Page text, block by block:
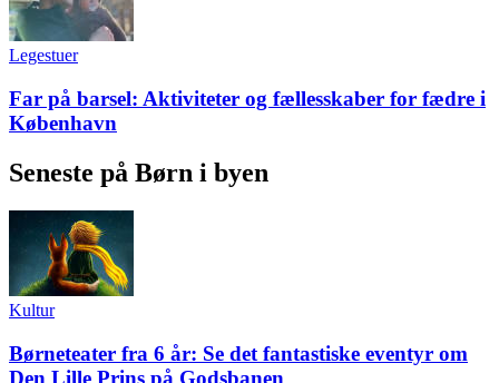
Legestuer
Far på barsel: Aktiviteter og fællesskaber for fædre i
København
Seneste på Børn i byen
Kultur
Børneteater fra 6 år: Se det fantastiske eventyr om
Den Lille Prins på Godsbanen